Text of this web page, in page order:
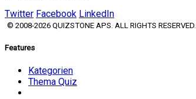
Twitter Facebook LinkedIn
© 2008-2026 QUIZSTONE APS. ALL RIGHTS RESERVED.
Features
Kategorien
Thema Quiz